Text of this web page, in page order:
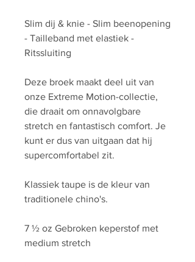
Slim dij & knie - Slim beenopening
- Tailleband met elastiek -
Ritssluiting
Deze broek maakt deel uit van
onze Extreme Motion-collectie,
die draait om onnavolgbare
stretch en fantastisch comfort. Je
kunt er dus van uitgaan dat hij
supercomfortabel zit.
Klassiek taupe is de kleur van
traditionele chino's.
7 ½ oz Gebroken keperstof met
medium stretch